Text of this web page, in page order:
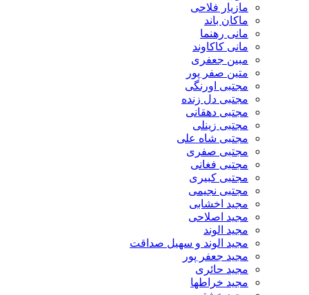
مازیار فلاحی
ماکان باند
مانی رهنما
مانی کاکاوند
مبین جعفری
متین صفر پور
مجتبی اورنگی
مجتبی دل زنده
مجتبی دهقانی
مجتبی زینلی
مجتبی شاه علی
مجتبی صفری
مجتبی فغانی
مجتبی کبیری
مجتبی نجیمی
مجید اخشابی
مجید اصلاحی
مجید الوند‎
مجید الوند و سهیل صداقت
مجید جعفر پور
مجید حائری
مجید خراطها